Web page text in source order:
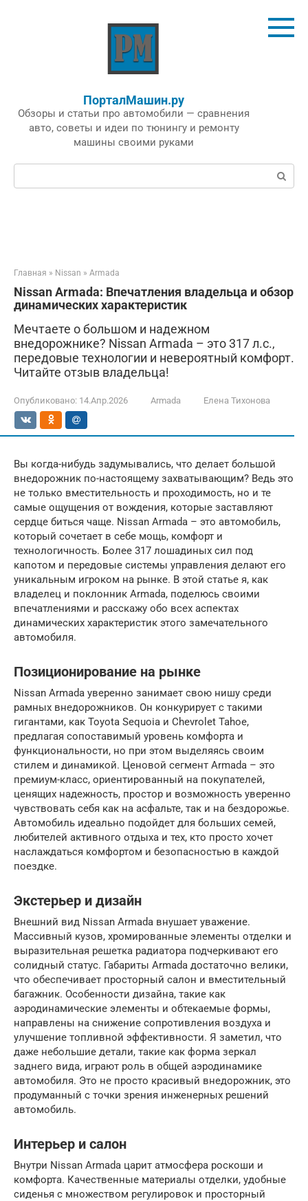
ПорталМашин.ру
Обзоры и статьи про автомобили — сравнения
авто, советы и идеи по тюнингу и ремонту
машины своими руками
Поиск:
Главная » Nissan » Armada
Nissan Armada: Впечатления владельца и обзор
динамических характеристик
Мечтаете о большом и надежном
внедорожнике? Nissan Armada – это 317 л.с.,
передовые технологии и невероятный комфорт.
Читайте отзыв владельца!
Опубликовано: 14.Апр.2026 Armada Елена Тихонова
Вы когда-нибудь задумывались, что делает большой
внедорожник по-настоящему захватывающим? Ведь это
не только вместительность и проходимость, но и те
самые ощущения от вождения, которые заставляют
сердце биться чаще. Nissan Armada – это автомобиль,
который сочетает в себе мощь, комфорт и
технологичность. Более 317 лошадиных сил под
капотом и передовые системы управления делают его
уникальным игроком на рынке. В этой статье я, как
владелец и поклонник Armada, поделюсь своими
впечатлениями и расскажу обо всех аспектах
динамических характеристик этого замечательного
автомобиля.
Позиционирование на рынке
Nissan Armada уверенно занимает свою нишу среди
рамных внедорожников. Он конкурирует с такими
гигантами, как Toyota Sequoia и Chevrolet Tahoe,
предлагая сопоставимый уровень комфорта и
функциональности, но при этом выделяясь своим
стилем и динамикой. Ценовой сегмент Armada – это
премиум-класс, ориентированный на покупателей,
ценящих надежность, простор и возможность уверенно
чувствовать себя как на асфальте, так и на бездорожье.
Автомобиль идеально подойдет для больших семей,
любителей активного отдыха и тех, кто просто хочет
наслаждаться комфортом и безопасностью в каждой
поездке.
Экстерьер и дизайн
Внешний вид Nissan Armada внушает уважение.
Массивный кузов, хромированные элементы отделки и
выразительная решетка радиатора подчеркивают его
солидный статус. Габариты Armada достаточно велики,
что обеспечивает просторный салон и вместительный
багажник. Особенности дизайна, такие как
аэродинамические элементы и обтекаемые формы,
направлены на снижение сопротивления воздуха и
улучшение топливной эффективности. Я заметил, что
даже небольшие детали, такие как форма зеркал
заднего вида, играют роль в общей аэродинамике
автомобиля. Это не просто красивый внедорожник, это
продуманный с точки зрения инженерных решений
автомобиль.
Интерьер и салон
Внутри Nissan Armada царит атмосфера роскоши и
комфорта. Качественные материалы отделки, удобные
сиденья с множеством регулировок и просторный